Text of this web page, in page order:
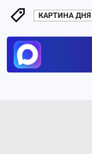
КАРТИНА ДНЯ